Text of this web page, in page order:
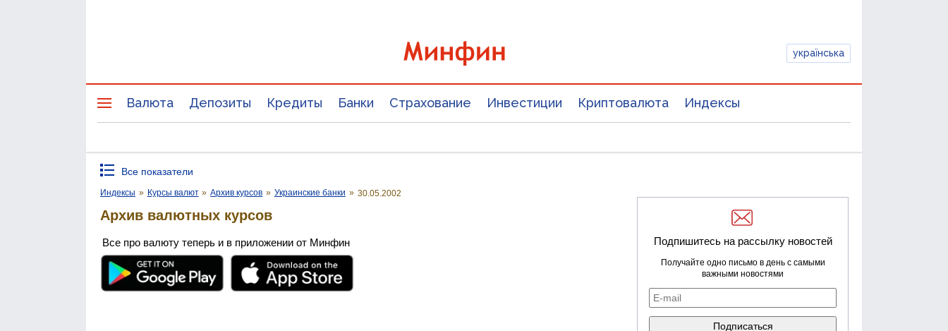
українська
Валюта Депозиты Кредиты Банки Страхование Инвестиции Криптовалюта Индексы
Все показатели
Индексы » Курсы валют » Архив курсов » Украинские банки » 30.05.2002
Архив валютных курсов
Все про валюту теперь и в приложении от Минфин Подпишитесь на рассылку новостей
Получайте одно письмо в день с самыми
важными новостями